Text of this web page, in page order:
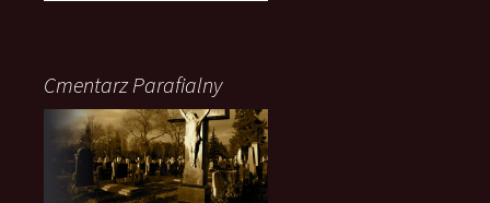
Cmentarz Parafialny